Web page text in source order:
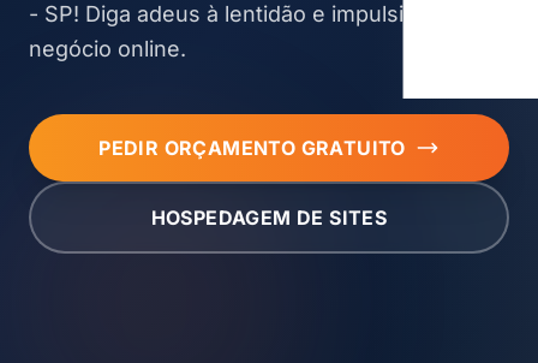
- SP! Diga adeus à lentidão e impulsione seu
negócio online.
PEDIR ORÇAMENTO GRATUITO
HOSPEDAGEM DE SITES